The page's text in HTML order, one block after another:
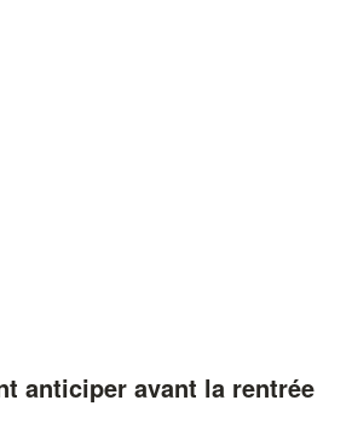
anticiper avant la rentrée